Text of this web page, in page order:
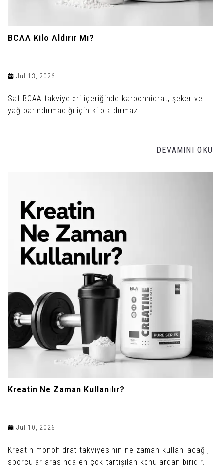
BCAA Kilo Aldırır Mı?
Jul 13, 2026
Saf BCAA takviyeleri içeriğinde karbonhidrat, şeker ve
yağ barındırmadığı için kilo aldırmaz.
DEVAMINI OKU
Kreatin Ne Zaman Kullanılır?
Jul 10, 2026
Kreatin monohidrat takviyesinin ne zaman kullanılacağı,
sporcular arasında en çok tartışılan konulardan biridir.